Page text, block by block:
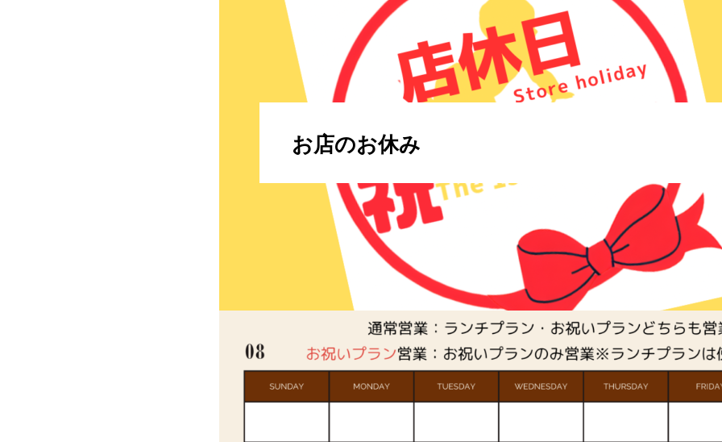
お店のお休み
予約の対応も休み明けになることもあります
※休み予定ですので変更する可能性もございます。